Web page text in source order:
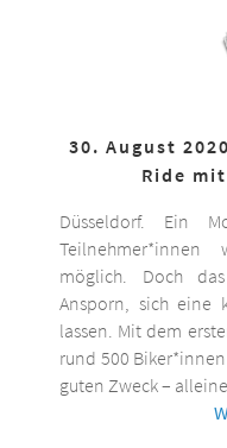
30. August
Ride
Düsseldorf. Ein
möglich. Doch
Ansporn, sich eine
lassen. Mit dem
rund 500
guten Zweck –